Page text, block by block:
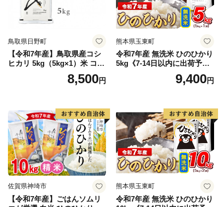
鳥取県日野町
【令和7年産】鳥取県産コシ
ヒカリ 5kg（5kg×1）米 コシ
ヒカリ こしひかり お米 白米
精米 5キロ おこめ こめ コメ
野町産 Elevation
8,500円
熊本県玉東町
令和7年産 無洗米 ひのひかり
5kg《7-14日以内に出荷予定
(土日祝除く)》コメ 米 無洗米
高レビュー｜人気米 熊本県
9,400円
佐賀県神埼市
【令和7年産】ごはんソムリ
熊本県玉東町
令和7年産 無洗米 ひのひかり